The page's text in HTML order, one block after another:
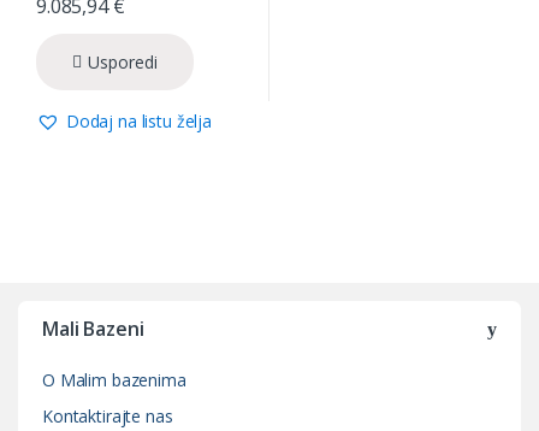
9.085,94€
Usporedi
Dodaj na listu želja
Mali Bazeni
O Malim bazenima
Kontaktirajte nas